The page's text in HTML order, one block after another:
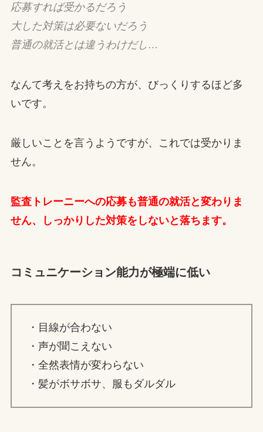
応募すれば受かるだろう
大した対策は必要ないだろう
普通の就活とは違うわけだし…
なんて考えをお持ちの方が、びっくりするほど多
いです。
厳しいことを言うようですが、これでは受かりま
せん。
監査トレーニーへの応募も普通の就活と変わりま
せん、しっかりした対策をしないと落ちます。
コミュニケーション能力が極端に低い
・目線が合わない
・声が聞こえない
・全然表情が変わらない
・髪がボサボサ、服もダルダル